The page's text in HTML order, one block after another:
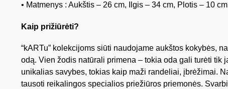
• Matmenys : Aukštis – 26 cm, Ilgis – 34 cm, Plotis – 10
Kaip prižiūrėti?
“kARTu” kolekcijoms siūti naudojame aukštos kokybės,
odą. Vien žodis natūrali primena – tokia oda gali turėti tik
unikalias savybes, tokias kaip maži randeliai, įbrėžimai.
tausoti reikalingos specialios priežiūros priemonės.